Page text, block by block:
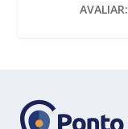
AVALIAR: